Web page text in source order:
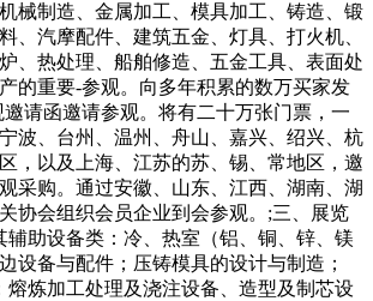
械制造、金属加工、模具加工、铸造、锻
、汽摩配件、建筑五金、灯具、打火机、
、热处理、船舶修造、五金工具、表面处
的重要-参观。向多年积累的数万买家发
请函邀请参观。将有二十万张门票，一
波、台州、温州、舟山、嘉兴、绍兴、杭
，以及上海、江苏的苏、锡、常地区，邀
采购。通过安徽、山东、江西、湖南、湖
协会组织会员企业到会参观。;三、展览
辅助设备类：冷、热室（铝、铜、锌、镁
设备与配件；压铸模具的设计与制造；
熔炼加工处理及浇注设备、造型及制芯设